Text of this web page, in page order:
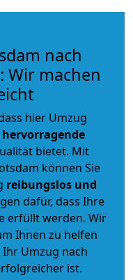
nach
Wir machen
hier Umzug
hervorragende
bietet. Mit
können Sie
reibungslos und
dafür, dass Ihre
erfüllt werden. Wir
Ihnen zu helfen
Umzug nach
ist.